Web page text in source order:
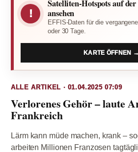
!
Satelliten-Hotspots auf
ansehen
EFFIS-Daten für die
oder 30 Tage.
KARTE ÖFFNEN →
ALLE ARTIKEL · 01.04.2025 07:09
Verlorenes Gehör – laute
Frankreich
Lärm kann müde machen, krank –
arbeiten Millionen Franzosen